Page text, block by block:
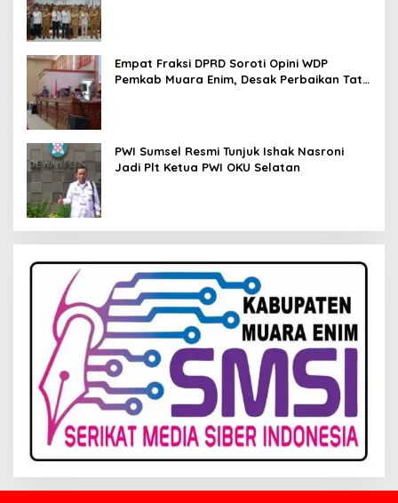
Empat Fraksi DPRD Soroti Opini WDP
Pemkab Muara Enim, Desak Perbaikan Tata
PWI Sumsel Resmi Tunjuk Ishak Nasroni
Jadi Plt Ketua PWI OKU Selatan